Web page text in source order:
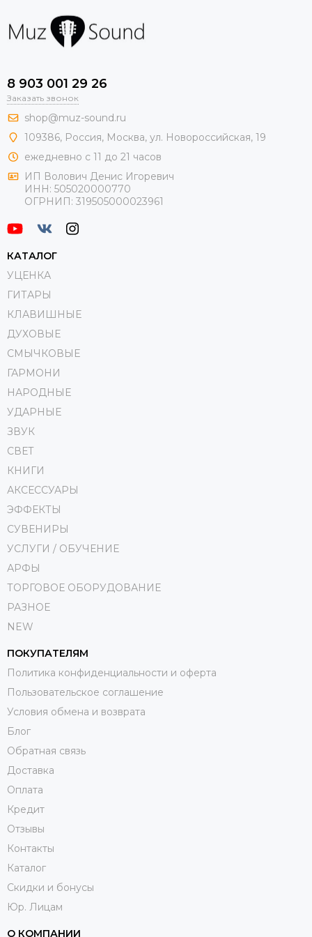
8 903 001 29 26
Заказать звонок
shop@muz-sound.ru
109386, Россия, Москва, ул. Новороссийская, 19
ежедневно с 11 до 21 часов
ИП Волович Денис Игоревич
ИНН: 505020000770
ОГРНИП: 319505000023961
КАТАЛОГ
УЦЕНКА
ГИТАРЫ
КЛАВИШНЫЕ
ДУХОВЫЕ
СМЫЧКОВЫЕ
ГАРМОНИ
НАРОДНЫЕ
УДАРНЫЕ
ЗВУК
СВЕТ
КНИГИ
АКСЕССУАРЫ
ЭФФЕКТЫ
СУВЕНИРЫ
УСЛУГИ / ОБУЧЕНИЕ
АРФЫ
ТОРГОВОЕ ОБОРУДОВАНИЕ
РАЗНОЕ
NEW
ПОКУПАТЕЛЯМ
Политика конфиденциальности и оферта
Пользовательское соглашение
Условия обмена и возврата
Блог
Обратная связь
Доставка
Оплата
Кредит
Отзывы
Контакты
Каталог
Скидки и бонусы
Юр. Лицам
О КОМПАНИИ